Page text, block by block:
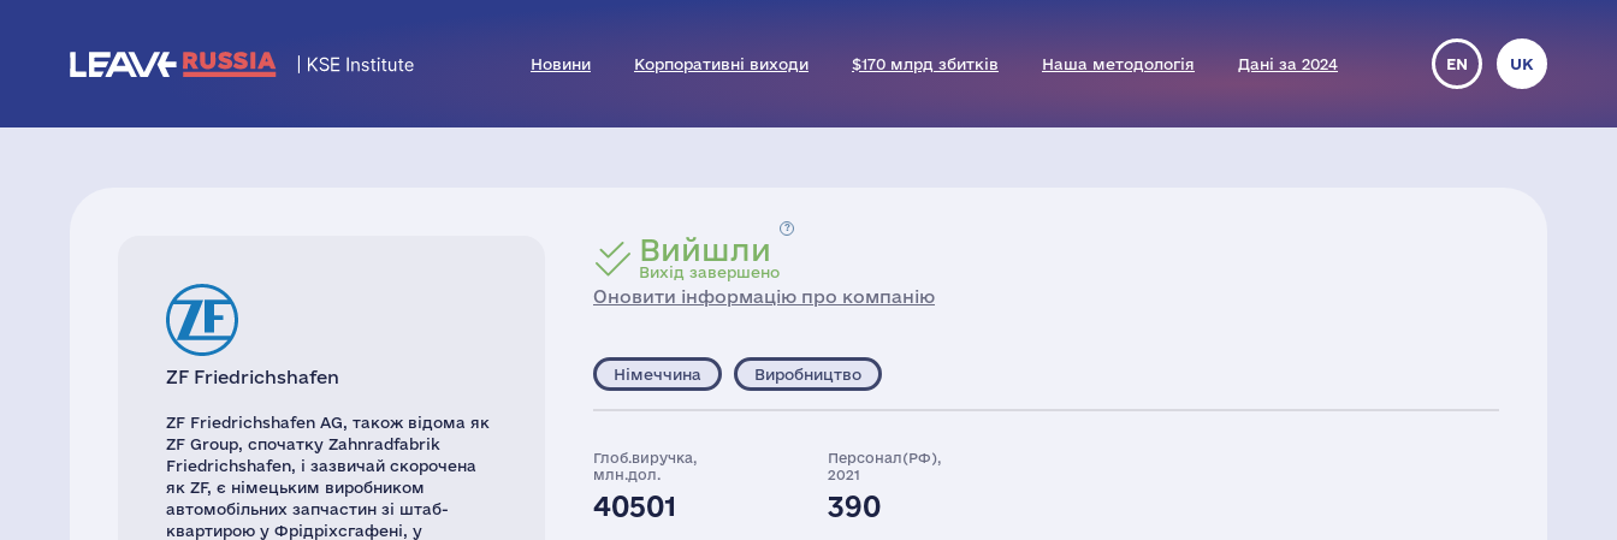
Новини Корпоративні виходи $170 млрд збитків Наша методологія Дані за 2024 EN UK
ZF Friedrichshafen
ZF Friedrichshafen AG, також відома як
ZF Group, спочатку Zahnradfabrik
Friedrichshafen, і зазвичай скорочена
як ZF, є німецьким виробником
автомобільних запчастин зі штаб-
квартирою у Фрідріхсгафені, у
Вийшли
Вихід завершено
Оновити інформацію про компанію
Німеччина Виробництво
Глоб.виручка,
млн.дол.
40501
Персонал(РФ),
2021
390